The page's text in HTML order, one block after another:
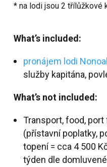
* na lodi jsou 2 třílůžkové
What’s included:
pronájem lodi
služby kapitána,
What’s not included:
Transport, food,
(přístavní poplatky,
topení = cca 4 500
týden dle